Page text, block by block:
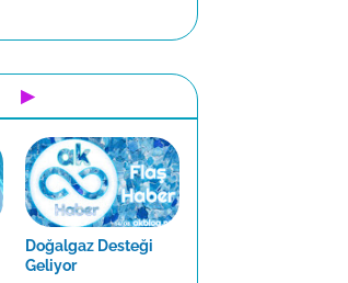
▶
Doğalgaz Desteği
Geliyor